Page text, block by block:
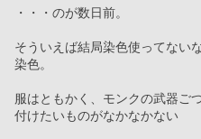
・・・のが数日前。
そういえば結局染色使ってない
染色。
服はともかく、モンクの武器ご
付けたいものがなかなかない